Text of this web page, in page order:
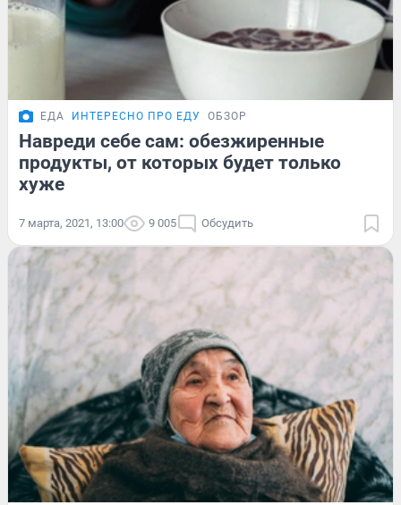
ЕДА ИНТЕРЕСНО ПРО ЕДУ ОБЗОР
Навреди себе сам: обезжиренные
продукты, от которых будет только
хуже
7 марта, 2021, 13:00 9 005 Обсудить